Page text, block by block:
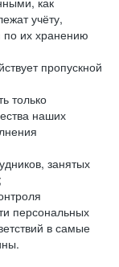
учёту,
по их хранению
пропускной
только
наших
занятых
персональных
в самые